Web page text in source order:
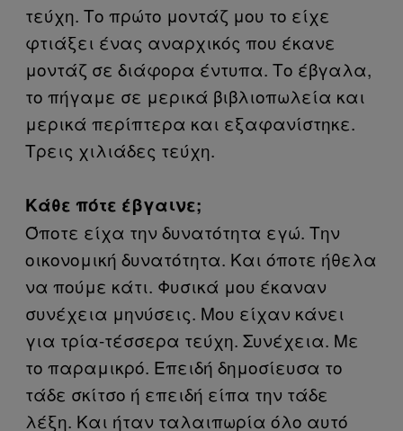
τεύχη. Το πρώτο μοντάζ μου το είχε
φτιάξει ένας αναρχικός που έκανε
μοντάζ σε διάφορα έντυπα. Το έβγαλα,
το πήγαμε σε μερικά βιβλιοπωλεία και
μερικά περίπτερα και εξαφανίστηκε.
Τρεις χιλιάδες τεύχη.
Κάθε πότε έβγαινε;
Όποτε είχα την δυνατότητα εγώ. Την
οικονομική δυνατότητα. Και όποτε ήθελα
να πούμε κάτι. Φυσικά μου έκαναν
συνέχεια μηνύσεις. Μου είχαν κάνει
για τρία-τέσσερα τεύχη. Συνέχεια. Με
το παραμικρό. Επειδή δημοσίευσα το
τάδε σκίτσο ή επειδή είπα την τάδε
λέξη. Και ήταν ταλαιπωρία όλο αυτό